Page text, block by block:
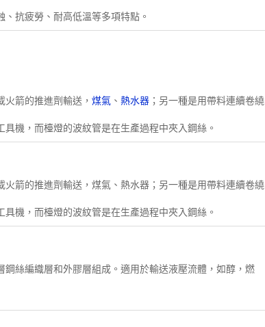
抗疲勞、耐高低溫等多項特點。
火箭的推進劑輸送，煤氣 、熱水器 ；另一種是用帶料連續卷繞
機，而檯燈的波紋管是在生產過程中夾入鋼絲。
箭的推進劑輸送，煤氣、熱水器；另一種是用帶料連續卷繞
機，而檯燈的波紋管是在生產過程中夾入鋼絲。
絲編織層和外膠層組成。適用於輸送液壓流體，如醇，燃